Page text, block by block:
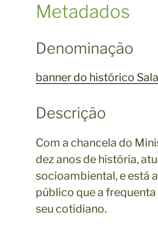
Metadados
Denominação
banner do histórico
Descrição
Com a chancela do
dez anos de história,
socioambiental, e está
público que a
seu cotidiano.